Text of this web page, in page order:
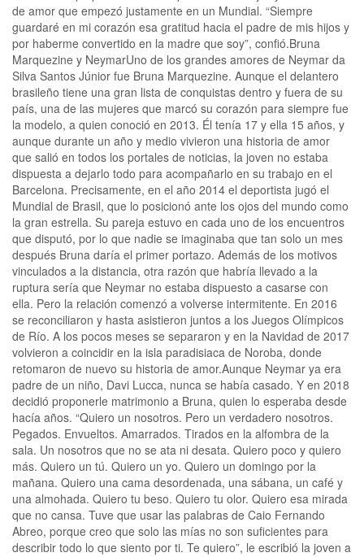
de amor que empezó justamente en un Mundial. “Siempre
guardaré en mi corazón esa gratitud hacia el padre de mis hijos y
por haberme convertido en la madre que soy”, confió.Bruna
Marquezine y NeymarUno de los grandes amores de Neymar da
Silva Santos Júnior​ fue Bruna Marquezine. Aunque el delantero
brasileño tiene una gran lista de conquistas dentro y fuera de su
país, una de las mujeres que marcó su corazón para siempre fue
la modelo, a quien conoció en 2013. Él tenía 17 y ella 15 años, y
aunque durante un año y medio vivieron una historia de amor
que salió en todos los portales de noticias, la joven no estaba
dispuesta a dejarlo todo para acompañarlo en su trabajo en el
Barcelona. Precisamente, en el año 2014 el deportista jugó el
Mundial de Brasil, que lo posicionó ante los ojos del mundo como
la gran estrella. Su pareja estuvo en cada uno de los encuentros
que disputó, por lo que nadie se imaginaba que tan solo un mes
después Bruna daría el primer portazo. Además de los motivos
vinculados a la distancia, otra razón que habría llevado a la
ruptura sería que Neymar no estaba dispuesto a casarse con
ella. Pero la relación comenzó a volverse intermitente. En 2016
se reconciliaron y hasta asistieron juntos a los Juegos Olímpicos
de Río. A los pocos meses se separaron y en la Navidad de 2017
volvieron a coincidir en la isla paradisiaca de Noroba, donde
retomaron de nuevo su historia de amor.Aunque Neymar ya era
padre de un niño, Davi Lucca, nunca se había casado. Y en 2018
decidió proponerle matrimonio a Bruna, quien lo esperaba desde
hacía años. “Quiero un nosotros. Pero un verdadero nosotros.
Pegados. Envueltos. Amarrados. Tirados en la alfombra de la
sala. Un nosotros que no se ata ni desata. Quiero poco y quiero
más. Quiero un tú. Quiero un yo. Quiero un domingo por la
mañana. Quiero una cama desordenada, una sábana, un café y
una almohada. Quiero tu beso. Quiero tu olor. Quiero esa mirada
que no cansa. Tuve que usar las palabras de Caio Fernando
Abreo, porque creo que solo las mías no son suficientes para
describir todo lo que siento por ti. Te quiero”, le escribió la joven a